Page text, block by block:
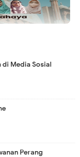
di Media Sosial
Perang